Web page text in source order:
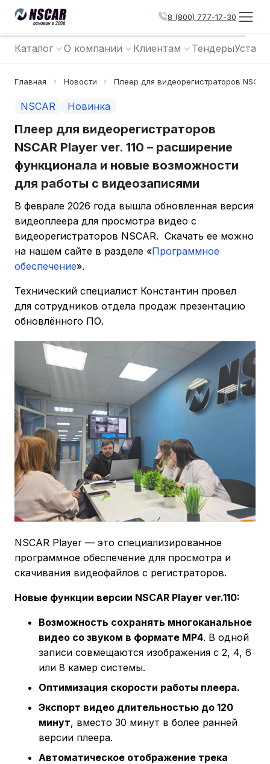
8 (800) 777-17-30
Каталог О компании Клиентам Тендеры
Главная Новости Плеер для видеорегистраторов
NSCAR Новинка
Плеер для видеорегистраторов
NSCAR Player ver. 110 – расширение
функционала и новые возможности
для работы с видеозаписями
В феврале 2026 года вышла обновленная версия
видеоплеера для просмотра видео с
видеорегистраторов NSCAR. Скачать ее можно
на нашем сайте в разделе «Программное
обеспечение».
Технический специалист Константин провел
для сотрудников отдела продаж презентацию
обновлённого ПО.
NSCAR Player — это специализированное
программное обеспечение для просмотра и
скачивания видеофайлов с регистраторов.
Новые функции версии NSCAR Player ver.110:
Возможность сохранять многоканальное
видео со звуком в формате MP4. В одной
записи совмещаются изображения с 2, 4, 6
или 8 камер системы.
Оптимизация скорости работы плеера.
Экспорт видео длительностью до 120
минут, вместо 30 минут в более ранней
версии плеера.
Автоматическое отображение трека